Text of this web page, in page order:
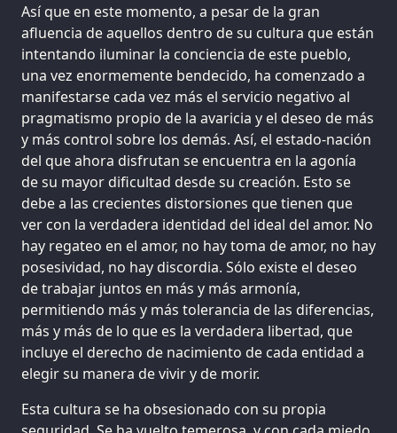
Así que en este momento, a pesar de la gran
afluencia de aquellos dentro de su cultura que están
intentando iluminar la conciencia de este pueblo,
una vez enormemente bendecido, ha comenzado a
manifestarse cada vez más el servicio negativo al
pragmatismo propio de la avaricia y el deseo de más
y más control sobre los demás. Así, el estado-nación
del que ahora disfrutan se encuentra en la agonía
de su mayor dificultad desde su creación. Esto se
debe a las crecientes distorsiones que tienen que
ver con la verdadera identidad del ideal del amor. No
hay regateo en el amor, no hay toma de amor, no hay
posesividad, no hay discordia. Sólo existe el deseo
de trabajar juntos en más y más armonía,
permitiendo más y más tolerancia de las diferencias,
más y más de lo que es la verdadera libertad, que
incluye el derecho de nacimiento de cada entidad a
elegir su manera de vivir y de morir.
Esta cultura se ha obsesionado con su propia